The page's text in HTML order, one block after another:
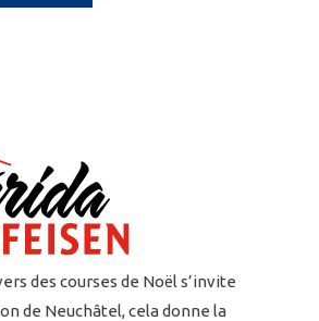
des courses de Noël s’invite
de Neuchâtel, cela donne la